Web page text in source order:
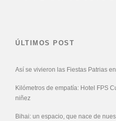
ÚLTIMOS POST
Así se vivieron las Fiestas Patrias
Kilómetros de empatía: Hotel FPS
niñez
Bihai: un espacio, que nace de